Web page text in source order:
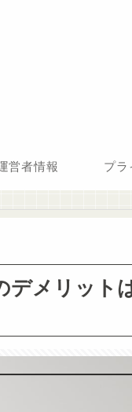
営者情報 プラ
デメリット